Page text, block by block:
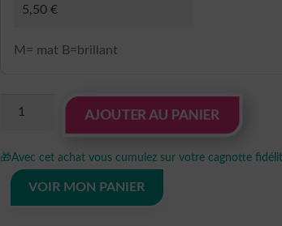
M= mat B=brillant
autocollant
jeu
casino
AJOUTER AU PANIER
🎁Avec cet achat vous cumulez sur votre cagnotte
VOIR MON PANIER